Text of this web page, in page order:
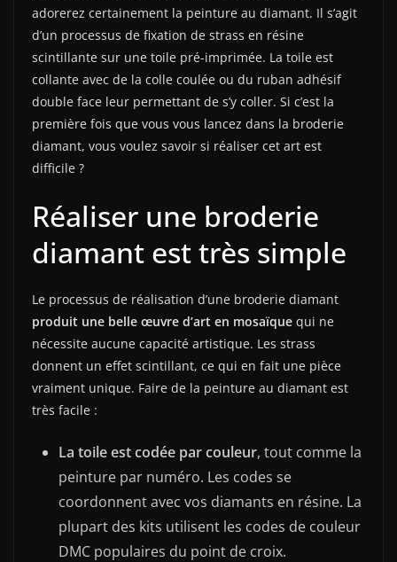
adorerez certainement la peinture au diamant. Il s’agit
d’un processus de fixation de strass en résine
scintillante sur une toile pré-imprimée. La toile est
collante avec de la colle coulée ou du ruban adhésif
double face leur permettant de s’y coller. Si c’est la
première fois que vous vous lancez dans la broderie
diamant, vous voulez savoir si réaliser cet art est
difficile ?
Réaliser une broderie
diamant est très simple
Le processus de réalisation d’une broderie diamant
produit une belle œuvre d’art en mosaïque qui ne
nécessite aucune capacité artistique. Les strass
donnent un effet scintillant, ce qui en fait une pièce
vraiment unique. Faire de la peinture au diamant est
très facile :
La toile est codée par couleur, tout comme la
peinture par numéro. Les codes se
coordonnent avec vos diamants en résine. La
plupart des kits utilisent les codes de couleur
DMC populaires du point de croix.